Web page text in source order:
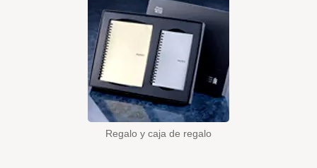
Regalo y caja de regalo